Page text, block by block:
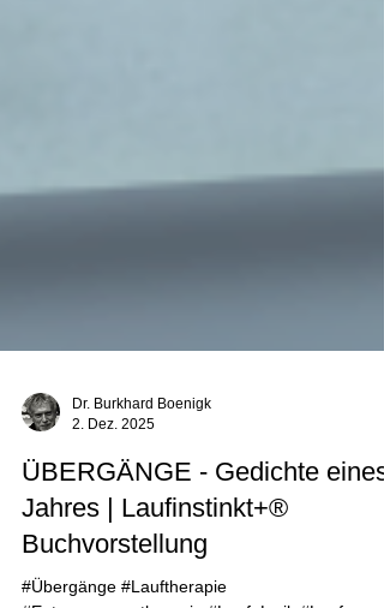
2. Dez. 2025
ÜBERGÄNGE - Gedichte eines
Jahres | Laufinstinkt+®
Buchvorstellung